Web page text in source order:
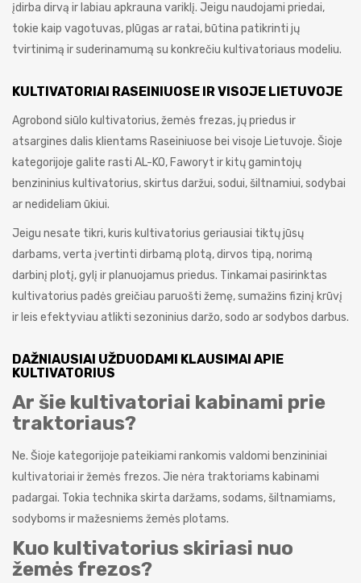
įdirba dirvą ir labiau apkrauna variklį. Jeigu naudojami priedai,
tokie kaip vagotuvas, plūgas ar ratai, būtina patikrinti jų
tvirtinimą ir suderinamumą su konkrečiu kultivatoriaus modeliu.
KULTIVATORIAI RASEINIUOSE IR VISOJE LIETUVOJE
Agrobond siūlo kultivatorius, žemės frezas, jų priedus ir
atsargines dalis klientams Raseiniuose bei visoje Lietuvoje. Šioje
kategorijoje galite rasti AL-KO, Faworyt ir kitų gamintojų
benzininius kultivatorius, skirtus daržui, sodui, šiltnamiui, sodybai
ar nedideliam ūkiui.
Jeigu nesate tikri, kuris kultivatorius geriausiai tiktų jūsų
darbams, verta įvertinti dirbamą plotą, dirvos tipą, norimą
darbinį plotį, gylį ir planuojamus priedus. Tinkamai pasirinktas
kultivatorius padės greičiau paruošti žemę, sumažins fizinį krūvį
ir leis efektyviau atlikti sezoninius daržo, sodo ar sodybos darbus.
DAŽNIAUSIAI UŽDUODAMI KLAUSIMAI APIE
KULTIVATORIUS
Ar šie kultivatoriai kabinami prie
traktoriaus?
Ne. Šioje kategorijoje pateikiami rankomis valdomi benzininiai
kultivatoriai ir žemės frezos. Jie nėra traktoriams kabinami
padargai. Tokia technika skirta daržams, sodams, šiltnamiams,
sodyboms ir mažesniems žemės plotams.
Kuo kultivatorius skiriasi nuo
žemės frezos?